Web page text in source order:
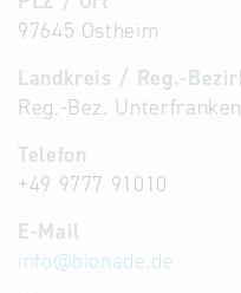
97645 Ostheim
Landkreis / Reg.-
Reg.-Bez. Unterfranken
Telefon
+49 9777 91010
E-Mail
info@bionade.de